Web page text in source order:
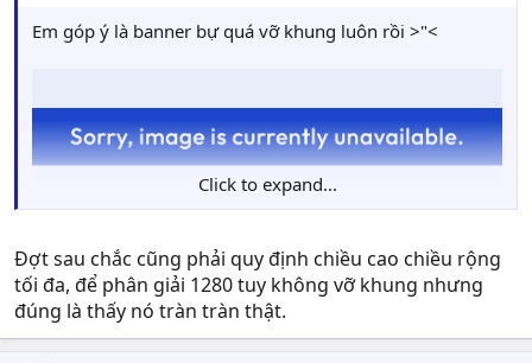
Em góp ý là banner bự quá vỡ khung luôn rồi >"<
Click to expand...
Đợt sau chắc cũng phải quy định chiều cao chiều rộng
tối đa, để phân giải 1280 tuy không vỡ khung nhưng
đúng là thấy nó tràn tràn thật.